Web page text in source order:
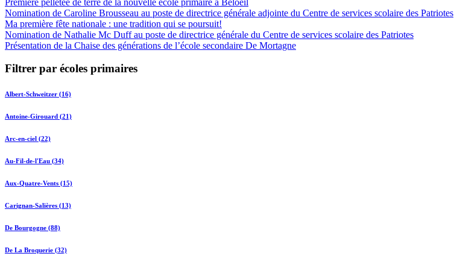
Nomination de Caroline Brousseau au poste de directrice générale adjointe du Centre de services scolaire des Patriotes
Ma première fête nationale : une tradition qui se poursuit!
Nomination de Nathalie Mc Duff au poste de directrice générale du Centre de services scolaire des Patriotes
Présentation de la Chaise des générations de l’école secondaire De Mortagne
Filtrer par écoles primaires
Albert-Schweitzer (16)
Antoine-Girouard (21)
Arc-en-ciel (22)
Au-Fil-de-l'Eau (34)
Aux-Quatre-Vents (15)
Carignan-Salières (13)
De Bourgogne (88)
De La Broquerie (32)